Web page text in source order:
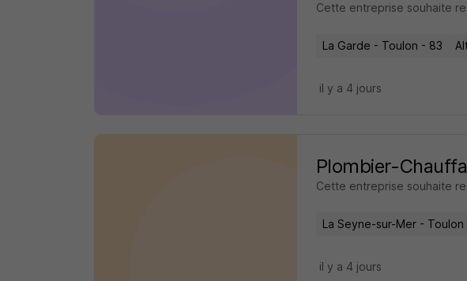
Cette entreprise souhaite
La Garde - Toulon - 83
il y a 4 jours
Plombier-
Cette entreprise souhaite
La Seyne-sur-Mer - Toulon
il y a 4 jours